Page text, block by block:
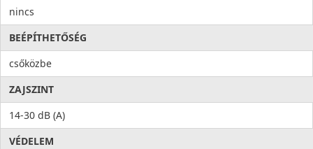
nincs
BEÉPÍTHETŐSÉG
csőközbe
ZAJSZINT
14-30 dB (A)
VÉDELEM